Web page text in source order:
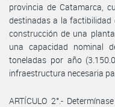
provincia de Catamarca,
destinadas a la factibilidad
construcción de una
una capacidad nominal
toneladas por año
infraestructura necesaria
ARTÍCULO 2°.-